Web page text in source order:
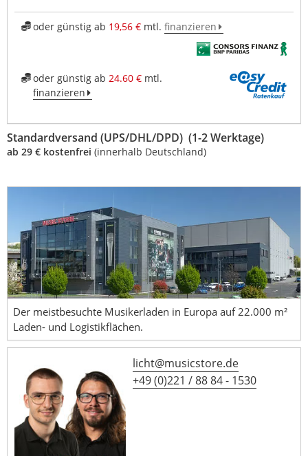
oder günstig ab 19,56 €mtl. finanzieren
oder günstig ab 24.60 €mtl.
finanzieren
Standardversand (UPS/DHL/DPD) (1-2 Werktage)
ab 29 € kostenfrei (innerhalb Deutschland)
Der meistbesuchte Musikerladen in Europa auf 22.000 m²
Laden- und Logistikflächen.
licht@musicstore.de
+49 (0)221 / 88 84 - 1530